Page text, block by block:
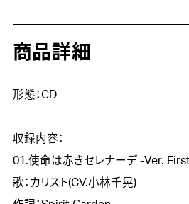
商品詳細
形態：CD
収録内容：
01.使命は赤きセレナーデ -Ver.
歌：カリスト(CV.小林千晃)